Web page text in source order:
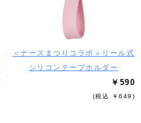
＜ナースまつりコラボ＞リール式
シリコンテープホルダー
￥590
(税込 ￥649)